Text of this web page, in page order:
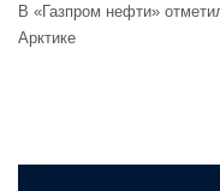
В «Газпром нефти»
Арктике